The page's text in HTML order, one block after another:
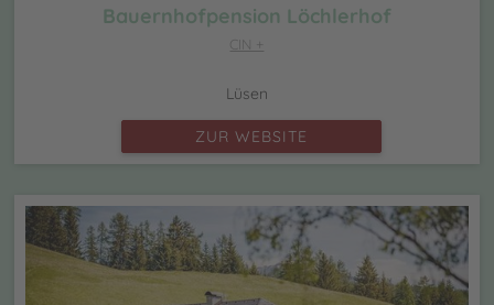
Bauernhofpension Löchlerhof
CIN +
Lüsen
ZUR WEBSITE